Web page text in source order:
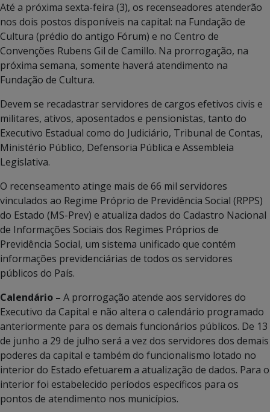
Até a próxima sexta-feira (3), os recenseadores atenderão
nos dois postos disponíveis na capital: na Fundação de
Cultura (prédio do antigo Fórum) e no Centro de
Convenções Rubens Gil de Camillo. Na prorrogação, na
próxima semana, somente haverá atendimento na
Fundação de Cultura.
Devem se recadastrar servidores de cargos efetivos civis e
militares, ativos, aposentados e pensionistas, tanto do
Executivo Estadual como do Judiciário, Tribunal de Contas,
Ministério Público, Defensoria Pública e Assembleia
Legislativa.
O recenseamento atinge mais de 66 mil servidores
vinculados ao Regime Próprio de Previdência Social (RPPS)
do Estado (MS-Prev) e atualiza dados do Cadastro Nacional
de Informações Sociais dos Regimes Próprios de
Previdência Social, um sistema unificado que contém
informações previdenciárias de todos os servidores
públicos do País.
Calendário – A prorrogação atende aos servidores do
Executivo da Capital e não altera o calendário programado
anteriormente para os demais funcionários públicos. De 13
de junho a 29 de julho será a vez dos servidores dos demais
poderes da capital e também do funcionalismo lotado no
interior do Estado efetuarem a atualização de dados. Para o
interior foi estabelecido períodos específicos para os
pontos de atendimento nos municípios.